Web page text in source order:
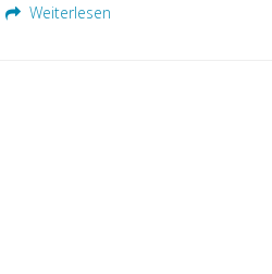
Weiterlesen